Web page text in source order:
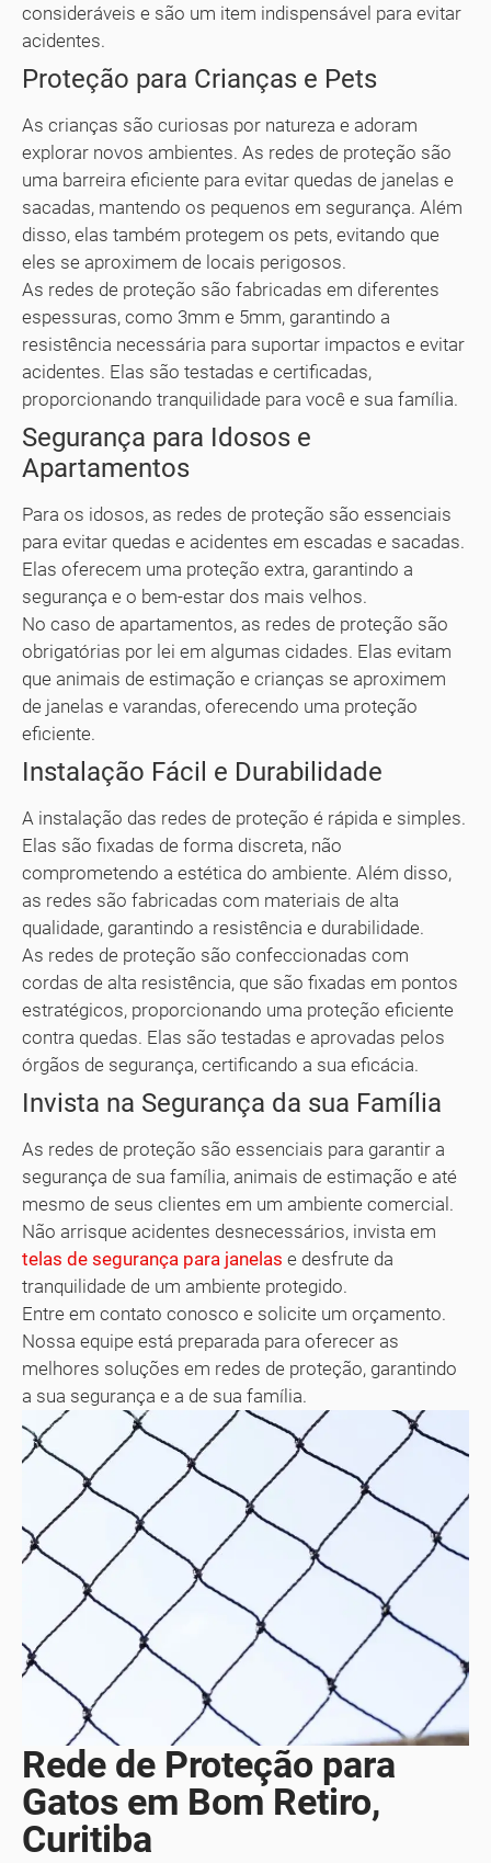
consideráveis e são um item indispensável para evitar
acidentes.
Proteção para Crianças e Pets
As crianças são curiosas por natureza e adoram
explorar novos ambientes. As redes de proteção são
uma barreira eficiente para evitar quedas de janelas e
sacadas, mantendo os pequenos em segurança. Além
disso, elas também protegem os pets, evitando que
eles se aproximem de locais perigosos.
As redes de proteção são fabricadas em diferentes
espessuras, como 3mm e 5mm, garantindo a
resistência necessária para suportar impactos e evitar
acidentes. Elas são testadas e certificadas,
proporcionando tranquilidade para você e sua família.
Segurança para Idosos e
Apartamentos
Para os idosos, as redes de proteção são essenciais
para evitar quedas e acidentes em escadas e sacadas.
Elas oferecem uma proteção extra, garantindo a
segurança e o bem-estar dos mais velhos.
No caso de apartamentos, as redes de proteção são
obrigatórias por lei em algumas cidades. Elas evitam
que animais de estimação e crianças se aproximem
de janelas e varandas, oferecendo uma proteção
eficiente.
Instalação Fácil e Durabilidade
A instalação das redes de proteção é rápida e simples.
Elas são fixadas de forma discreta, não
comprometendo a estética do ambiente. Além disso,
as redes são fabricadas com materiais de alta
qualidade, garantindo a resistência e durabilidade.
As redes de proteção são confeccionadas com
cordas de alta resistência, que são fixadas em pontos
estratégicos, proporcionando uma proteção eficiente
contra quedas. Elas são testadas e aprovadas pelos
órgãos de segurança, certificando a sua eficácia.
Invista na Segurança da sua Família
As redes de proteção são essenciais para garantir a
segurança de sua família, animais de estimação e até
mesmo de seus clientes em um ambiente comercial.
Não arrisque acidentes desnecessários, invista em
telas de segurança para janelas e desfrute da
tranquilidade de um ambiente protegido.
Entre em contato conosco e solicite um orçamento.
Nossa equipe está preparada para oferecer as
melhores soluções em redes de proteção, garantindo
a sua segurança e a de sua família.
Rede de Proteção para
Gatos em Bom Retiro,
Curitiba